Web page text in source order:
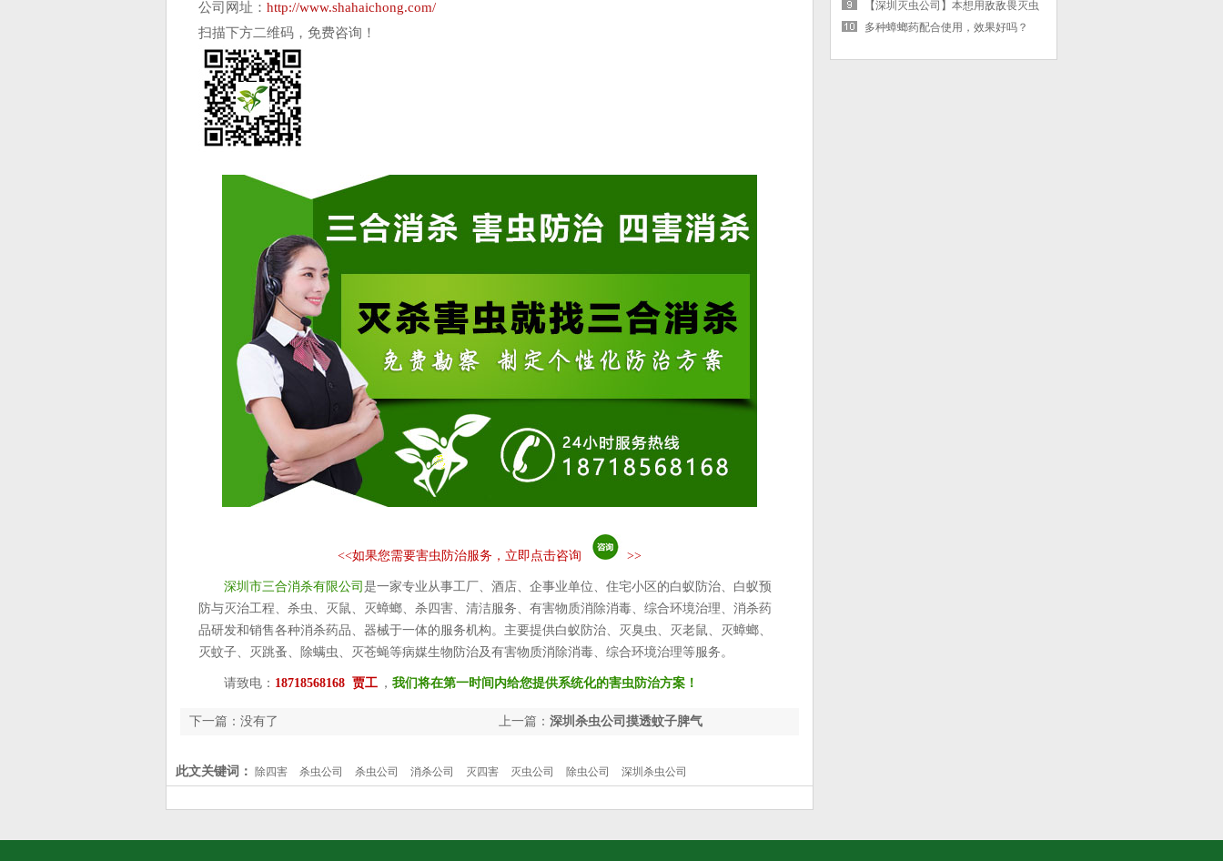
公司网址： http://www.shahaichong.com/
扫描下方二维码，免费咨询！
<<如果您需要害虫防治服务，立即点击咨询 >>
深圳市三合消杀有限公司 是一家专业从事工厂、酒店、企事业单位、住宅小区的白蚁防治、白蚁预
防与灭治工程、杀虫、灭鼠、灭蟑螂、杀四害、清洁服务、有害物质消除消毒、综合环境治理、消杀药
品研发和销售各种消杀药品、器械于一体的服务机构。主要提供白蚁防治、灭臭虫、灭老鼠、灭蟑螂、
灭蚊子、灭跳蚤、除螨虫、灭苍蝇等病媒生物防治及有害物质消除消毒、综合环境治理等服务。
请致电： 18718568168 贾工 ， 我们将在第一时间内给您提供系统化的害虫防治方案！
上一篇： 深圳杀虫公司摸透蚊子脾气
下一篇：没有了
此文关键词： 除四害 杀虫公司 杀虫公司 消杀公司 灭四害 灭虫公司 除虫公司 深圳杀虫公司
【深圳灭虫公司】本想用敌敌畏灭虫
不料却害了自己
多种蟑螂药配合使用，效果好吗？